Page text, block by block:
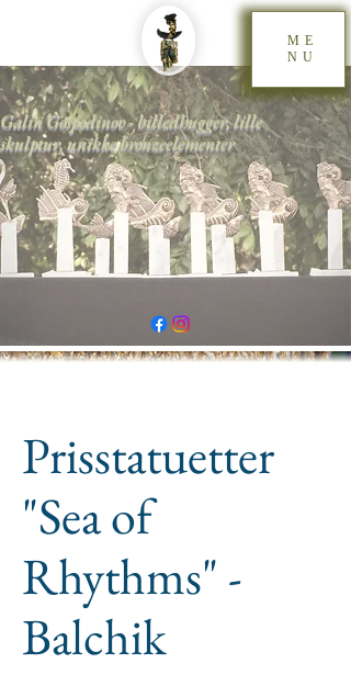
Galin Gospodinov - billedhugger, lille
skulptur, unikke bronzeelementer
ME
NU
Prisstatuetter
"Sea of
Rhythms" -
Balchik